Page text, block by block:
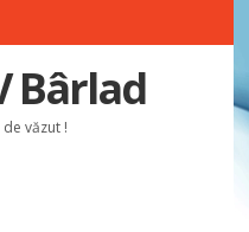
Bârlad
de văzut !